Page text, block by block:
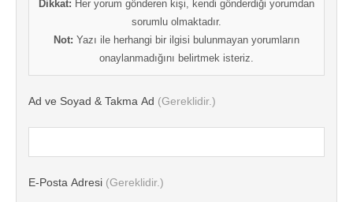
Dikkat: Her yorum gönderen kişi, kendi gönderdiği yorumdan
sorumlu olmaktadır.
Not: Yazı ile herhangi bir ilgisi bulunmayan yorumların
onaylanmadığını belirtmek isteriz.
Ad ve Soyad & Takma Ad (Gereklidir.)
E-Posta Adresi (Gereklidir.)